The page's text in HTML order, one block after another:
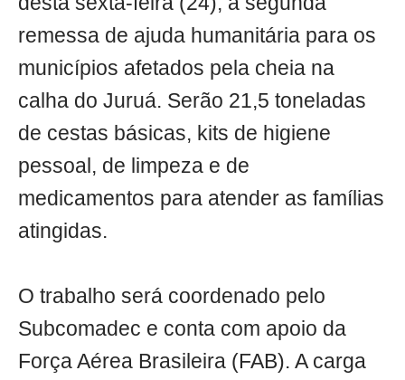
remessa de ajuda humanitária para os
municípios afetados pela cheia na
calha do Juruá. Serão 21,5 toneladas
de cestas básicas, kits de higiene
pessoal, de limpeza e de
medicamentos para atender as famílias
atingidas.
O trabalho será coordenado pelo
Subcomadec e conta com apoio da
Força Aérea Brasileira (FAB). A carga